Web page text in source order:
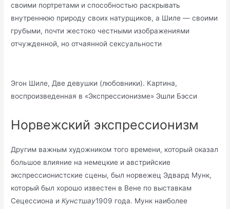
своими портретами и способностью раскрывать
внутреннюю природу своих натурщиков, а Шиле — своими
грубыми, почти жестоко честными изображениями
отчужденной, но отчаянной сексуальности
Эгон Шиле, Две девушки (любовники). Картина,
воспроизведенная в «Экспрессионизме» Эшли Бэсси
Норвежский экспрессионизм
Другим важным художником того времени, который оказал
большое влияние на немецкие и австрийские
экспрессионистские сцены, был норвежец Эдвард Мунк,
который был хорошо известен в Вене по выставкам
Сецессиона иКунстшау1909 года. Мунк наиболее